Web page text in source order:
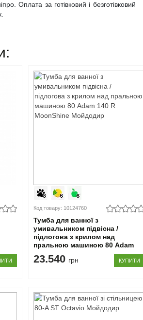
Оплата за готівковий і безготівковий
Код товару: 10124760
Тумба для ванної з
умивальником підвісна /
підлогова з крилом над
пральною машиною 80 Adam
140 R MoonShine Мойдодир
23.540 грн КУПИТИ